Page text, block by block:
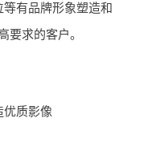
等有品牌形象塑造和
要求的客户。
优质影像